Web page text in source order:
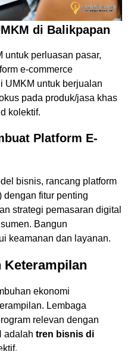
di Balikpapan
untuk perluasan pasar,
e-commerce
UMKM untuk berjualan
pada produk/jasa khas
kolektif.
Platform E-
bisnis, rancang platform
dengan fitur penting
strategi pemasaran digital
Bangun
keamanan dan layanan.
Keterampilan
ekonomi
Lembaga
relevan dengan
adalah tren bisnis di